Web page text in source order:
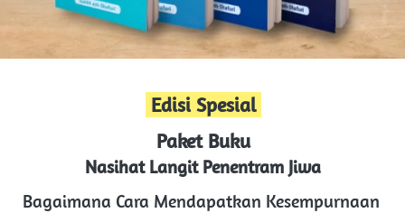
Edisi Spesial
Paket Buku
Nasihat Langit Penentram Jiwa
Bagaimana Cara Mendapatkan Kesempurnaan